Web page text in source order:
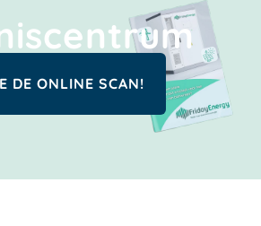
DE ONLINE SCAN!